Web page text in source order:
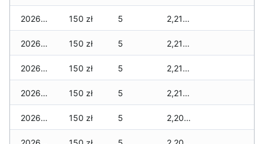
2026-07-11 150 zł 5 2,210 zł
2026-07-10 150 zł 5 2,210 zł
2026-07-09 150 zł 5 2,210 zł
2026-07-08 150 zł 5 2,210 zł
2026-07-07 150 zł 5 2,200 zł